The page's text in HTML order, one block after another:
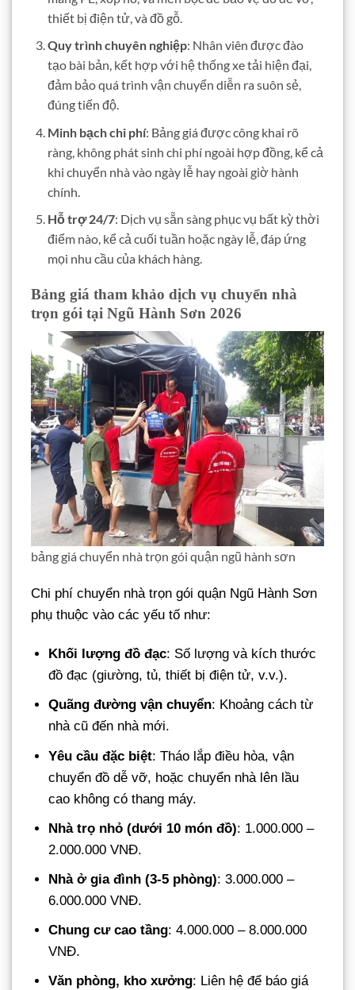
thiết bị điện tử, và đồ gỗ.
Quy trình chuyên nghiệp: Nhân viên được đào
tạo bài bản, kết hợp với hệ thống xe tải hiện đại,
đảm bảo quá trình vận chuyển diễn ra suôn sẻ,
đúng tiến độ.
Minh bạch chi phí: Bảng giá được công khai rõ
ràng, không phát sinh chi phí ngoài hợp đồng, kể cả
khi chuyển nhà vào ngày lễ hay ngoài giờ hành
chính.
Hỗ trợ 24/7: Dịch vụ sẵn sàng phục vụ bất kỳ thời
điểm nào, kể cả cuối tuần hoặc ngày lễ, đáp ứng
mọi nhu cầu của khách hàng.
Bảng giá tham khảo dịch vụ chuyển nhà
trọn gói tại Ngũ Hành Sơn 2026
bảng giá chuyển nhà trọn gói quận ngũ hành sơn
Chi phí chuyển nhà trọn gói quận Ngũ Hành Sơn
phụ thuộc vào các yếu tố như:
Khối lượng đồ đạc: Số lượng và kích thước
đồ đạc (giường, tủ, thiết bị điện tử, v.v.).
Quãng đường vận chuyển: Khoảng cách từ
nhà cũ đến nhà mới.
Yêu cầu đặc biệt: Tháo lắp điều hòa, vận
chuyển đồ dễ vỡ, hoặc chuyển nhà lên lầu
cao không có thang máy.
Nhà trọ nhỏ (dưới 10 món đồ): 1.000.000 –
2.000.000 VNĐ.
Nhà ở gia đình (3-5 phòng): 3.000.000 –
6.000.000 VNĐ.
Chung cư cao tầng: 4.000.000 – 8.000.000
VNĐ.
Văn phòng, kho xưởng: Liên hệ để báo giá